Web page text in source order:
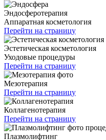
Эндосферотерапия
Аппаратная косметология
Перейти на страницу
Эстетическая косметология
Уходовые процедуры
Перейти на страницу
Мезотерапия
Перейти на страницу
Коллагенотерапия
Перейти на страницу
Плазмолифтинг